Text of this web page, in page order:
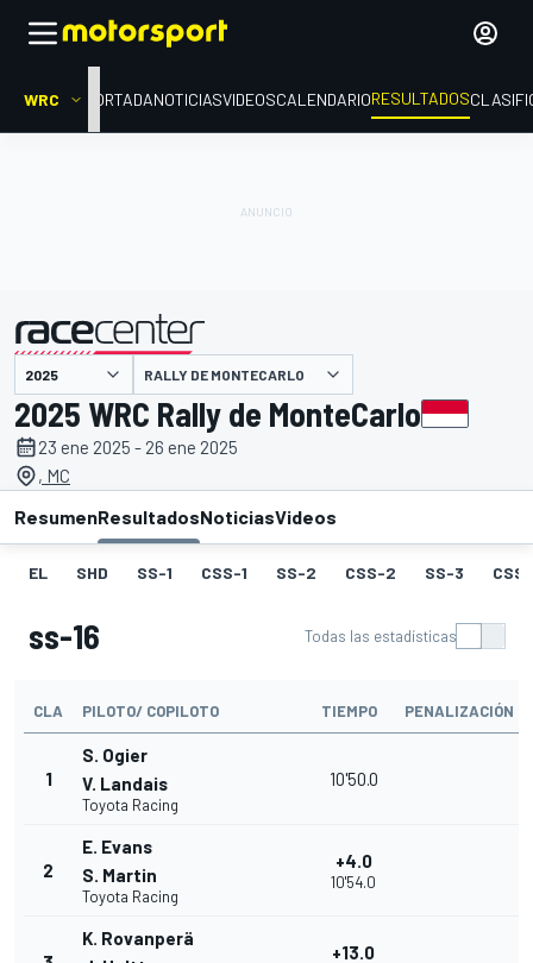
WRC PORTADANOTICIASVIDEOSCALENDARIORESULTADOS
presentado por RALLY DE MONTECARLO
2025 WRC Rally de MonteCarlo
23 ene 2025 - 26 ene 2025
, MC
ResumenResultadosNoticiasVideos
EL SHD SS-1 CSS-1 SS-2 CSS-2 SS-3
ss-16 Todas las estadísticas
CLA PILOTO/ COPILOTO TIEMPO PENALIZACIÓN
1
S. Ogier
V. Landais
Toyota Racing
10'50.0
2
E. Evans
S. Martin
Toyota Racing
+4.0
10'54.0
K. Rovanperä
+13.0